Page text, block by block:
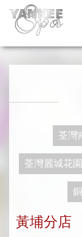
荃灣
荃灣麗城花
黃埔分店